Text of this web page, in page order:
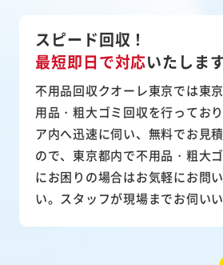
スピード回収！
最短即日で対応いたしま
不用品回収クオーレ東京では東
用品・粗大ゴミ回収を行ってお
ア内へ迅速に伺い、無料でお見
ので、東京都内で不用品・粗大
にお困りの場合はお気軽にお問
い。スタッフが現場までお伺いい